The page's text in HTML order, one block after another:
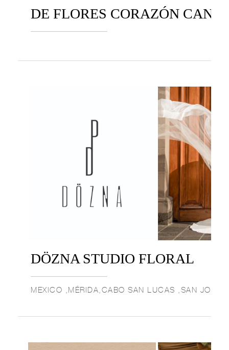
DE FLORES CORAZÓN
DÖZNA STUDIO FLORAL
MEXICO ,MÉRIDA,CABO SAN LUCAS ,SAN JOSÉ